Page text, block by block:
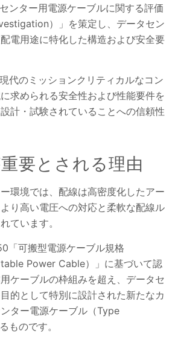
ンター用電源ケーブルに関する評価
）」を策定し、データセン
電用途に特化した構造および安全要
代のミッションクリティカルなコン
求められる安全性および性能要件を
計・試験されていることへの信頼性
要とされる理由
環境では、配線は高密度化したアー
り高い電圧への対応と柔軟な配線ル
ています。
「可搬型電源ケーブル規格
Power Cable）」に基づいて認
ケーブルの枠組みを超え、データセ
的として特別に設計された新たなカ
ター電源ケーブル（Type
ものです。